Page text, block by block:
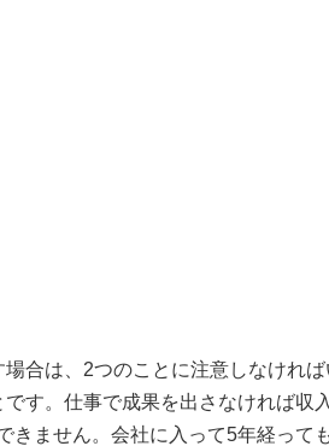
合は、2つのことに注意しなければ
す。仕事で成果を出さなければ収
きません。会社に入って5年経って